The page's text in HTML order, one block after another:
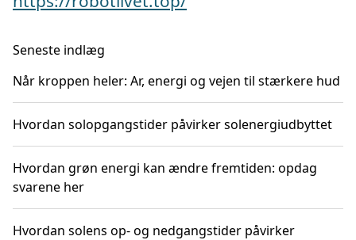
Seneste indlæg
Når kroppen heler: Ar, energi og vejen til stærkere hud
Hvordan solopgangstider påvirker solenergiudbyttet
Hvordan grøn energi kan ændre fremtiden: opdag
svarene her
Hvordan solens op- og nedgangstider påvirker